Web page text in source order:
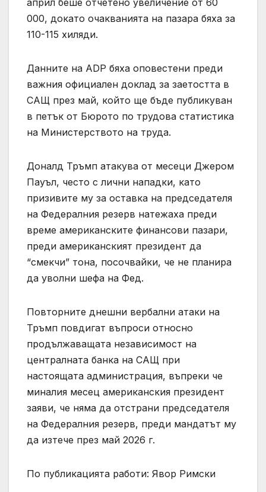
000, докато очакванията на пазара бяха за
110-115 хиляди.
Данните на ADP бяха оповестени преди
важния официален доклад за заетостта в
САЩ през май, който ще бъде публикуван
в петък от Бюрото по трудова статистика
на Министерството на труда.
Доналд Тръмп атакува от месеци Джером
Пауъл, често с лични нападки, като
призивите му за оставка на председателя
на Федералния резерв натежаха преди
време американските финансови пазари,
преди американският президент да
“смекчи” тона, посочвайки, че не планира
да уволни шефа на Фед.
Повторните днешни вербални атаки на
Тръмп повдигат въпроси относно
продължаващата независимост на
централната банка на САЩ при
настоящата администрация, въпреки че
миналия месец американския президент
заяви, че няма да отстрани председателя
на Федералния резерв, преди мандатът му
да изтече през май 2026 г.
По публикацията работи: Явор Римски